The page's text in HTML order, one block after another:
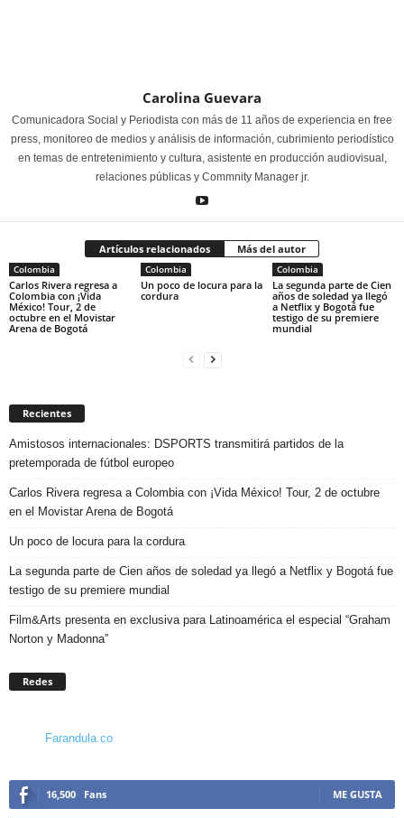
Carolina Guevara
Comunicadora Social y Periodista con más de 11 años de experiencia en free
press, monitoreo de medios y análisis de información, cubrimiento periodístico
en temas de entretenimiento y cultura, asistente en producción audiovisual,
relaciones públicas y Commnity Manager jr.
Artículos relacionados Más del autor
Colombia
Carlos Rivera regresa a
Colombia con ¡Vida
México! Tour, 2 de
octubre en el Movistar
Arena de Bogotá
Colombia
Un poco de locura para la
cordura
Colombia
La segunda parte de Cien
años de soledad ya llegó
a Netflix y Bogotá fue
testigo de su premiere
mundial
Recientes
Amistosos internacionales: DSPORTS transmitirá partidos de la
pretemporada de fútbol europeo
Carlos Rivera regresa a Colombia con ¡Vida México! Tour, 2 de octubre
en el Movistar Arena de Bogotá
Un poco de locura para la cordura
La segunda parte de Cien años de soledad ya llegó a Netflix y Bogotá fue
testigo de su premiere mundial
Film&Arts presenta en exclusiva para Latinoamérica el especial “Graham
Norton y Madonna”
Redes
Farandula.co
16,500 Fans ME GUSTA